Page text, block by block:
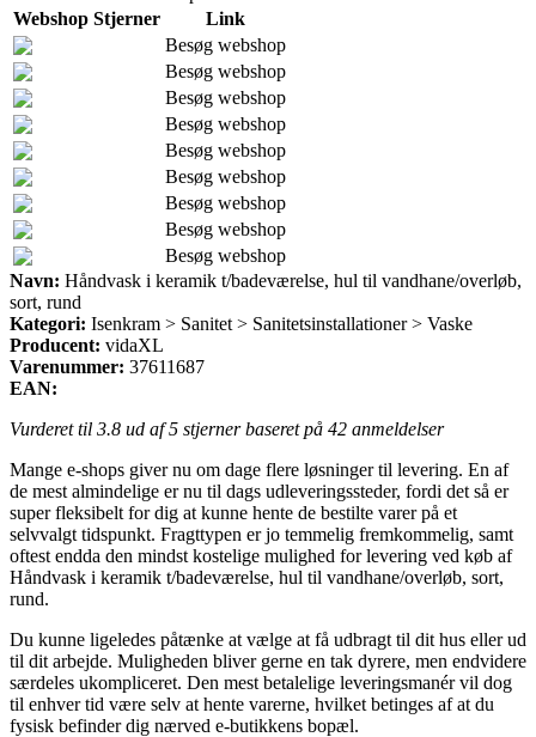
Webshop Stjerner
Link
Besøg webshop
Besøg webshop
Besøg webshop
Besøg webshop
Besøg webshop
Besøg webshop
Besøg webshop
Besøg webshop
Besøg webshop
Navn: Håndvask i keramik t/badeværelse, hul til vandhane/overløb,
sort, rund
Kategori: Isenkram > Sanitet > Sanitetsinstallationer > Vaske
Producent: vidaXL
Varenummer: 37611687
EAN:
Vurderet til 3.8 ud af 5 stjerner baseret på 42 anmeldelser
Mange e-shops giver nu om dage flere løsninger til levering. En af
de mest almindelige er nu til dags udleveringssteder, fordi det så er
super fleksibelt for dig at kunne hente de bestilte varer på et
selvvalgt tidspunkt. Fragttypen er jo temmelig fremkommelig, samt
oftest endda den mindst kostelige mulighed for levering ved køb af
Håndvask i keramik t/badeværelse, hul til vandhane/overløb, sort,
rund.
Du kunne ligeledes påtænke at vælge at få udbragt til dit hus eller ud
til dit arbejde. Muligheden bliver gerne en tak dyrere, men endvidere
særdeles ukompliceret. Den mest betalelige leveringsmanér vil dog
til enhver tid være selv at hente varerne, hvilket betinges af at du
fysisk befinder dig nærved e-butikkens bopæl.